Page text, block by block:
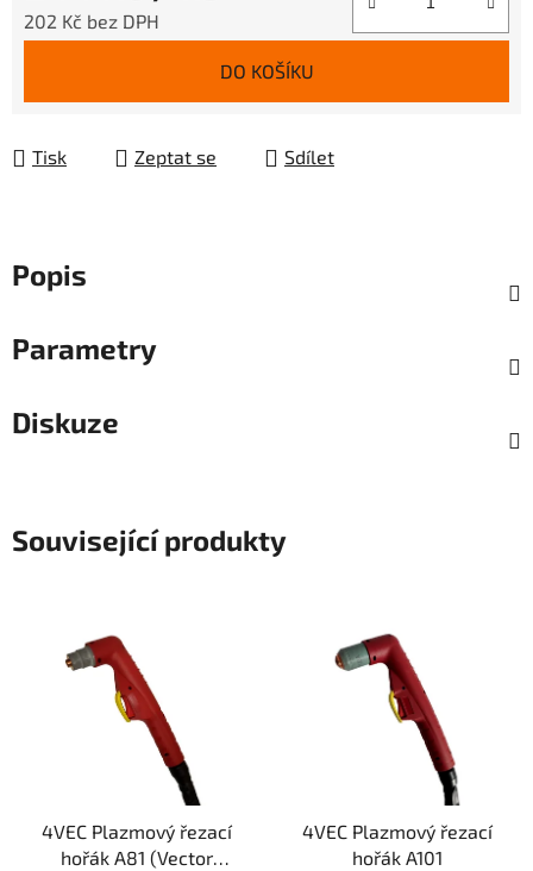
202 Kč bez DPH
DO KOŠÍKU
Tisk Zeptat se Sdílet
Popis
Parametry
Diskuze
Související produkty
4VEC Plazmový řezací
hořák A81 (Vector
4VEC Plazmový řezací
hořák A101